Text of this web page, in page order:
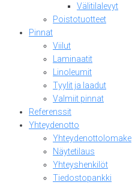
Välitilalevyt
Poistotuotteet
Pinnat
Viilut
Laminaatit
Linoleumit
Tyylit ja laadut
Valmiit pinnat
Referenssit
Yhteydenotto
Yhteydenottolomake
Näytetilaus
Yhteyshenkilöt
Tiedostopankki